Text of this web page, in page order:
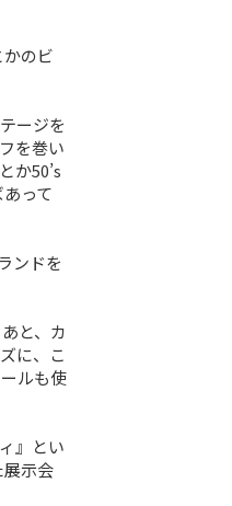
のビ
ージを
を巻い
か50’s
って
ンドを
と、カ
に、こ
ルも使
』とい
示会